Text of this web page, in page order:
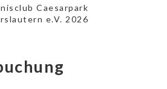
Caesarpark
e.V. 2026